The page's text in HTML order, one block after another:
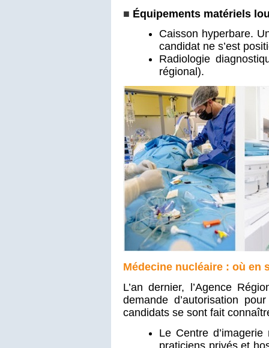
■ Équipements matériels
Caisson hyperbare.
candidat ne s’est
Radiologie
régional).
Médecine nucléaire : où en
L’an dernier, l’Agence
demande d’autorisation
candidats se sont fait
Le Centre
praticiens privés et